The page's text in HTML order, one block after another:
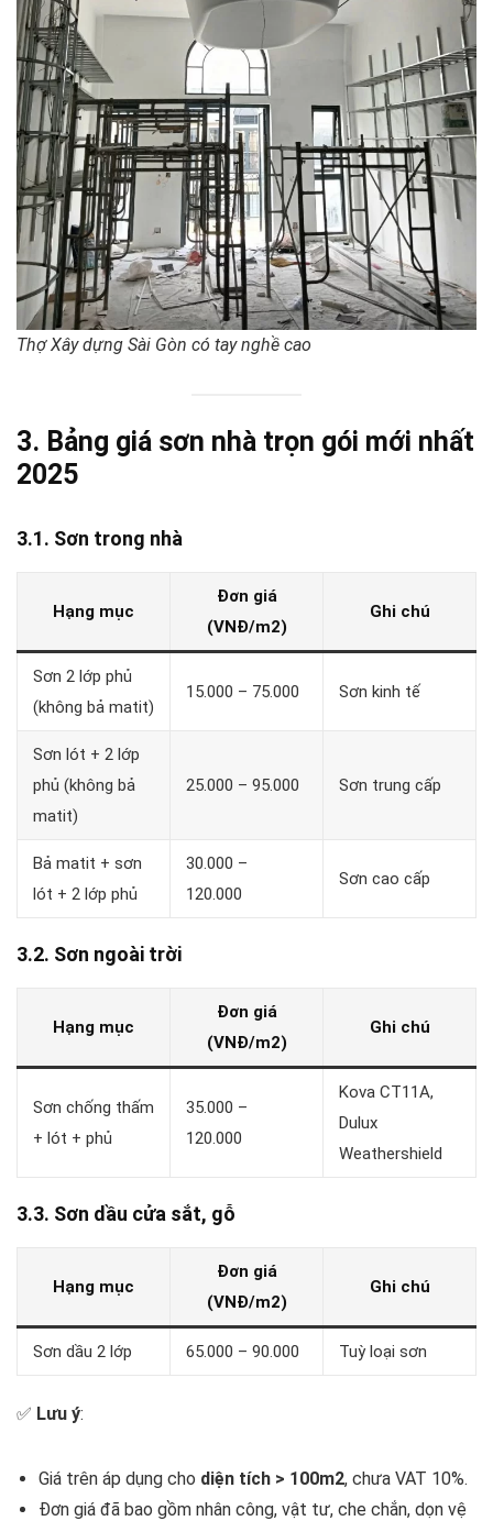
Thợ Xây dựng Sài Gòn có tay nghề cao
3. Bảng giá sơn nhà trọn gói mới nhất
2025
3.1. Sơn trong nhà
Hạng mục
Đơn giá
(VNĐ/m2)
Ghi chú
Sơn 2 lớp phủ
(không bả matit)
15.000 – 75.000 Sơn kinh tế
Sơn lót + 2 lớp
phủ (không bả
matit)
25.000 – 95.000 Sơn trung cấp
Bả matit + sơn
lót + 2 lớp phủ
30.000 –
120.000
Sơn cao cấp
3.2. Sơn ngoài trời
Hạng mục
Đơn giá
(VNĐ/m2)
Ghi chú
Sơn chống thấm
+ lót + phủ
35.000 –
120.000
Kova CT11A,
Dulux
Weathershield
3.3. Sơn dầu cửa sắt, gỗ
Hạng mục
Đơn giá
(VNĐ/m2)
Ghi chú
Sơn dầu 2 lớp 65.000 – 90.000 Tuỳ loại sơn
✅ Lưu ý:
Giá trên áp dụng cho diện tích > 100m2, chưa VAT 10%.
Đơn giá đã bao gồm nhân công, vật tư, che chắn, dọn vệ